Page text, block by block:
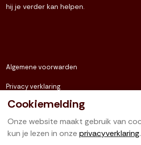
hij je verder kan helpen.
Algemene voorwarden
Privacy verklaring
Sitemap
Cookiemelding
Onze website maakt gebruik van
kun je lezen in onzeprivacyverklaring.